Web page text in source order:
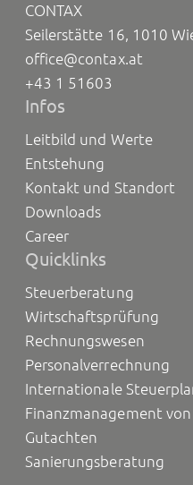
CONTAX
Seilerstätte 16, 1010
office@contax.at
+43 1 51603
Infos
Leitbild und Werte
Entstehung
Kontakt und Standort
Downloads
Career
Quicklinks
Steuerberatung
Wirtschaftsprüfung
Rechnungswesen
Personalverrechnung
Internationale
Finanzmanagement
Gutachten
Sanierungsberatung